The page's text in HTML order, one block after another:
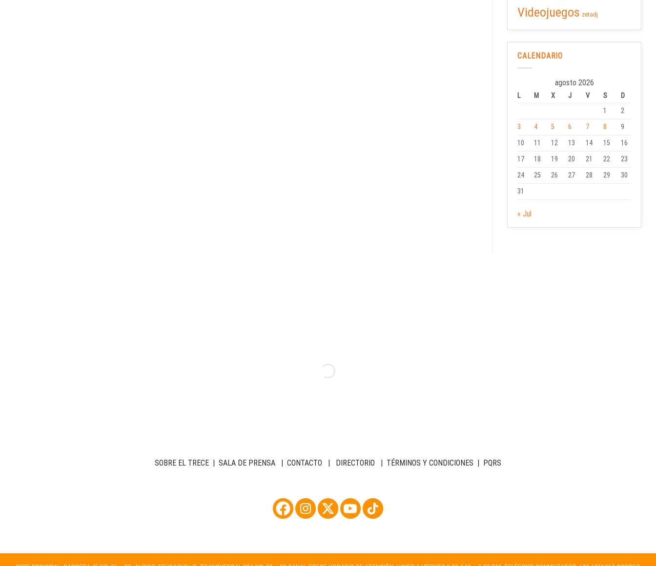
Videojuegos zetadj
CALENDARIO
agosto 2026
L M X J V S
D
1
2
3
4 5 6 7 8
9
10
11 12 13 14 15
16
17
18 19 20 21 22
23
24
25 26 27 28 29
30
31
« Jul
SOBRE EL TRECE | SALA DE PRENSA | CONTACTO | DIRECTORIO | TÉRMINOS Y CONDICIONES | PQRS